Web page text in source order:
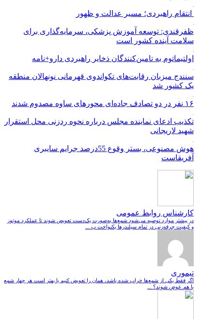
انتقام راهبردی؛ مسیر عدالت و ظهور
ظفرقندی: توسعه آموزش پزشکی، سرمایه‌گذاری برای
سلامت آینده کشور است
اولتیماتوم به تامین‌کنندگان ذخایر راهبردی دارو+نامه
سنندج میزبان رقابت‌های تکواندوی قهرمانی نونهالان منطقه
یک کشور شد
۱۶ نفر در دو تصادف جاده‌ای محورهای ساوه مصدوم شدند
تکذیب ادعای نماینده مجلس درباره نحوه ردزنی محل استقرار
شهید لاریجانی
هوش مصنوعی، بستر وقوع 55درصد جرایم سایبری
آفریقاست
کارشناس روابط عمومی
در بیشتر موارد توصیه می‌شود شمع‌ها به‌صورت یک‌دست تعویض شوند تا عملکرد موتور
و کیفیت جرقه‌زنی در تمام سیلندرها یکنواخت ب ...
تیموری
اگر فقط یکی از شمع‌ها خراب شده باشد، همان را تعویض کنیم یا بهتر است هر چهار شمع
با هم عوض شوند؟ ...